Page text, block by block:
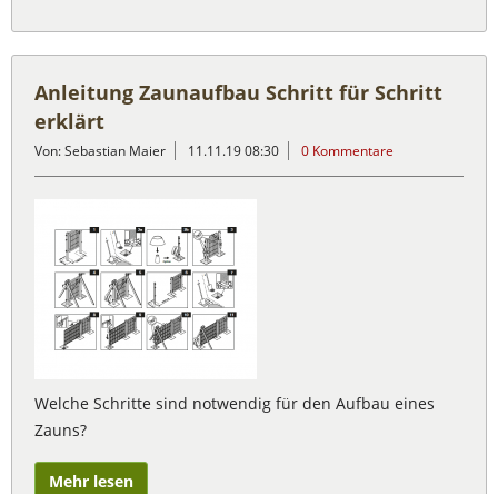
Anleitung Zaunaufbau Schritt für Schritt
erklärt
Von: Sebastian Maier 11.11.19 08:30 0 Kommentare
Welche Schritte sind notwendig für den Aufbau eines
Zauns?
Mehr lesen